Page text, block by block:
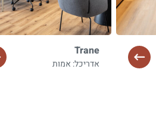
Trane
אדריכל: אמות